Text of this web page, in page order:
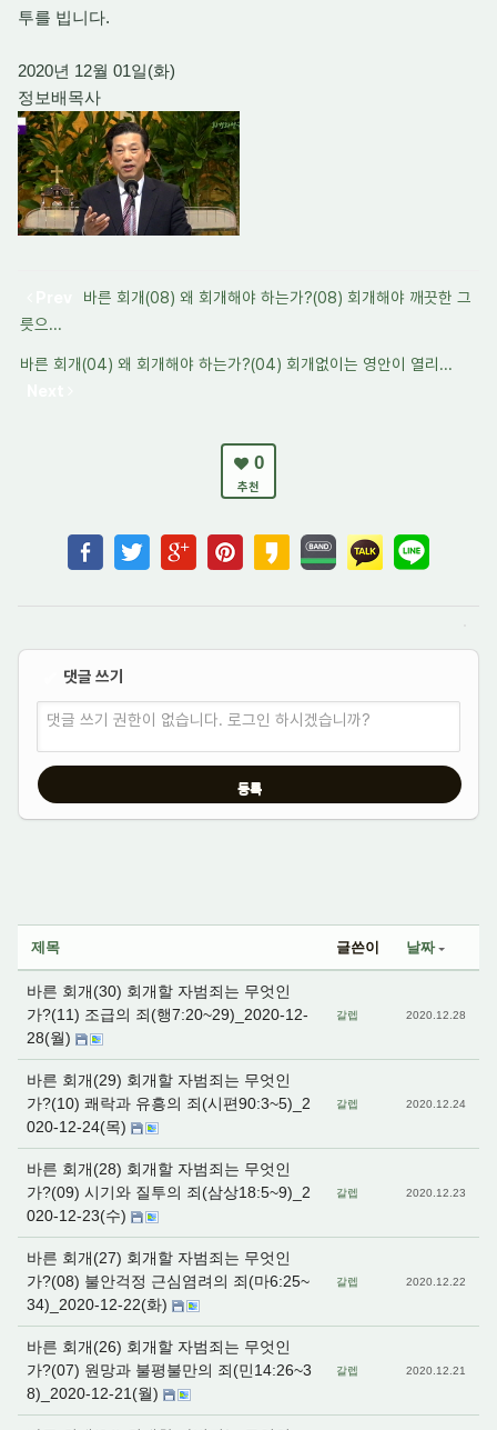
투를 빕니다.
2020년 12월 01일(화)
정보배목사
바른 회개(08) 왜 회개해야 하는가?(08) 회개해야 깨끗한 그
릇으...
바른 회개(04) 왜 회개해야 하는가?(04) 회개없이는 영안이 열리...
0
추천
댓글 쓰기
댓글 쓰기 권한이 없습니다. 로그인 하시겠습니까?
제목 글쓴이 날짜
바른 회개(30) 회개할 자범죄는 무엇인
가?(11) 조급의 죄(행7:20~29)_2020-12-
28(월)
갈렙 2020.12.28
바른 회개(29) 회개할 자범죄는 무엇인
가?(10) 쾌락과 유흥의 죄(시편90:3~5)_2
020-12-24(목)
갈렙 2020.12.24
바른 회개(28) 회개할 자범죄는 무엇인
가?(09) 시기와 질투의 죄(삼상18:5~9)_2
020-12-23(수)
갈렙 2020.12.23
바른 회개(27) 회개할 자범죄는 무엇인
가?(08) 불안걱정 근심염려의 죄(마6:25~
34)_2020-12-22(화)
갈렙 2020.12.22
바른 회개(26) 회개할 자범죄는 무엇인
가?(07) 원망과 불평불만의 죄(민14:26~3
8)_2020-12-21(월)
갈렙 2020.12.21